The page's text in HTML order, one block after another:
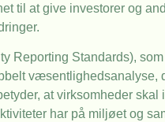
til at give investorer og
Reporting Standards),
væsentlighedsanalyse,
at virksomheder
har på miljøet og